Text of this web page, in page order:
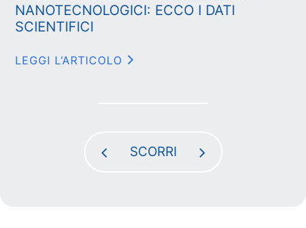
NANOTECNOLOGICI: ECCO I DATI
SCIENTIFICI
LEGGI L’ARTICOLO
SCORRI